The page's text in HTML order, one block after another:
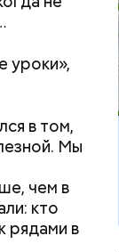
уроки»,
в том,
Мы
чем в
кто
рядами в
травма
такое